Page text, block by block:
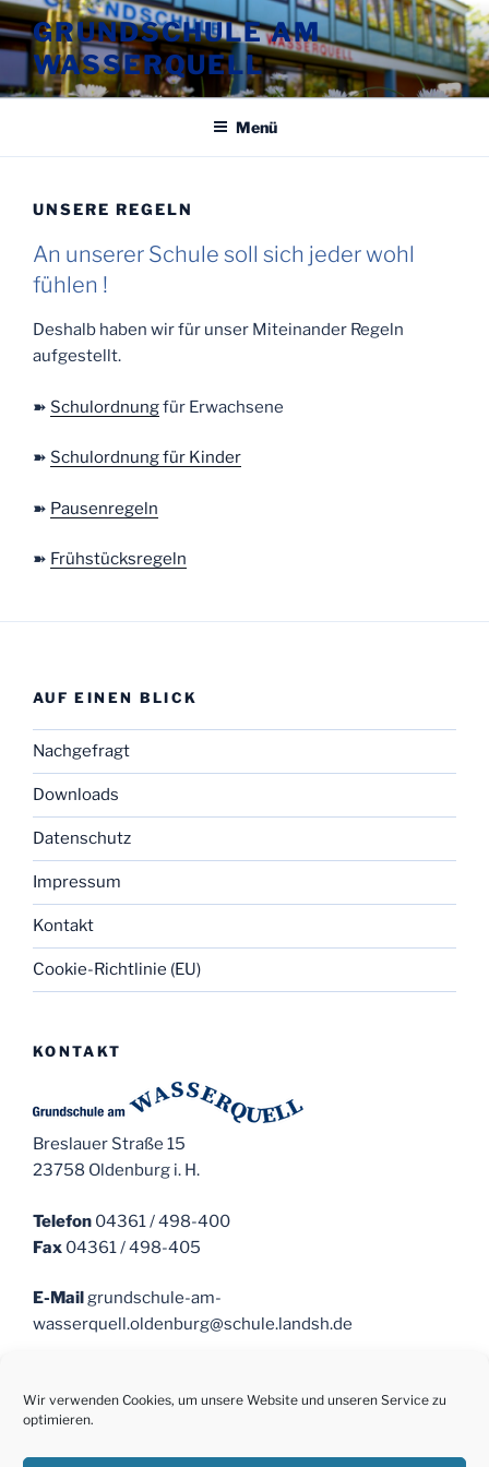
Wir verwenden Cookies, um unsere Website und unseren Service zu
optimieren.
Zum
Inhalt
springen
GRUNDSCHULE AM
WASSERQUELL
Menü
UNSERE REGELN
An unserer Schule soll sich jeder wohl
fühlen !
Deshalb haben wir für unser Miteinander Regeln
aufgestellt.
➽ Schulordnungfür Erwachsene
➽ Schulordnung für Kinder
➽ Pausenregeln
➽ Frühstücksregeln
AUF EINEN BLICK
Nachgefragt
Downloads
Datenschutz
Impressum
Kontakt
Cookie-Richtlinie (EU)
KONTAKT
Breslauer Straße 15
23758 Oldenburg i. H.
Telefon 04361 / 498-400
Fax 04361 / 498-405
E-Mailgrundschule-am-
wasserquell.oldenburg@schule.landsh.de
Schulsozialarbeit